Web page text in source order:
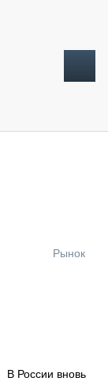
Рынок
В России вновь